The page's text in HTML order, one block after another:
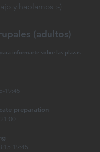
y hablamos :-)
upales (adultos)
para informarte sobre las plazas
19:45
preparation
19:45